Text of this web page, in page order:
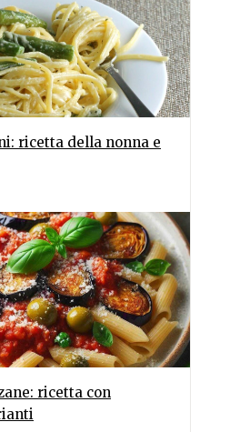
ricetta della nonna e
ricetta con